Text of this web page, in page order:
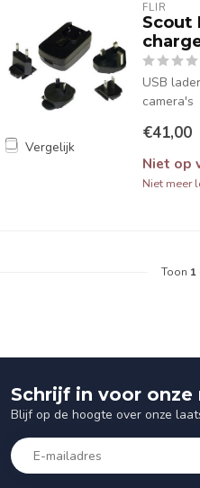
Vergelijk
FLIR
Scout
USB
camera's
€41,00
Niet op
Niet meer
Toon 1
Schrijf in voor
Blijf op de hoogte over onze